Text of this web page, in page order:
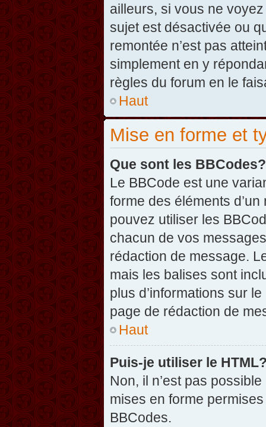
ailleurs, si vous ne
sujet est désactivée ou
remontée n’est pas
simplement en y
règles du forum en le
Haut
Mise en forme et
Que sont les BBCodes?
Le BBCode est une
forme des éléments
pouvez utiliser les
chacun de vos
rédaction de message.
mais les balises sont
plus d’informations sur
page de rédaction de
Haut
Puis-je utiliser le
Non, il n’est pas
mises en forme
BBCodes.